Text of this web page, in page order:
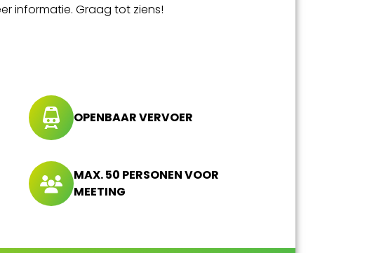
informatie. Graag tot ziens!
OPENBAAR VERVOER
MAX. 50 PERSONEN VOOR
MEETING